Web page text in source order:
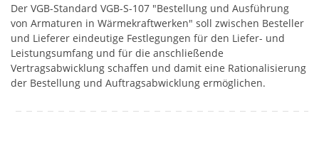
Der VGB-Standard VGB-S-107 "Bestellung und Ausführung
von Armaturen in Wärmekraftwerken" soll zwischen Besteller
und Lieferer eindeutige Festlegungen für den Liefer- und
Leistungsumfang und für die anschließende
Vertragsabwicklung schaffen und damit eine Rationalisierung
der Bestellung und Auftragsabwicklung ermöglichen.